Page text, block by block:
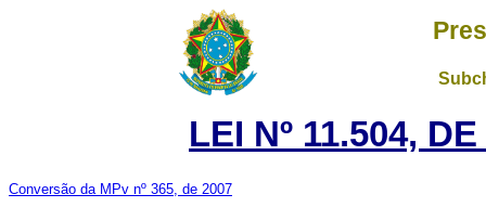
LEI Nº 11.504,
Conversão da MPv nº 365, de 2007